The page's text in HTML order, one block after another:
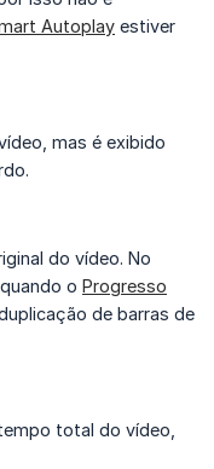
Autoplay estiver
mas é exibido
do vídeo. No
o Progresso
de barras de
total do vídeo,